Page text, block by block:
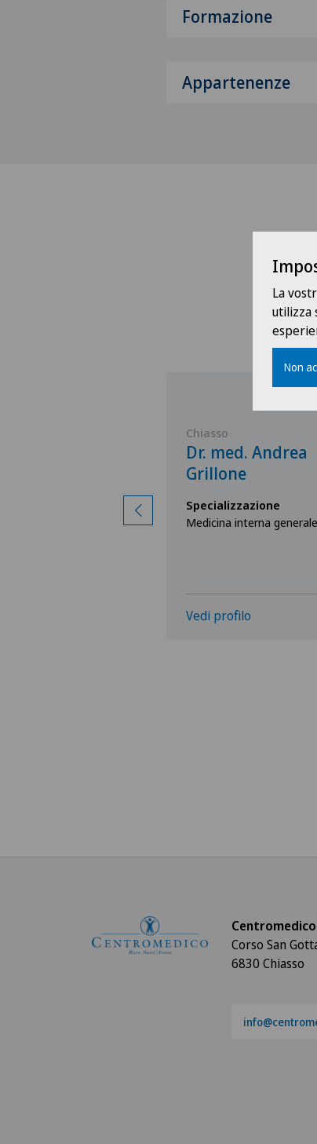
Formazione
Appartenenze
Chiasso
Dr. med. Andrea
Grillone
Specializzazione
Medicina interna generale
Vedi profilo
Centromedico
Corso San
6830 Chiasso
La
utilizza
Non